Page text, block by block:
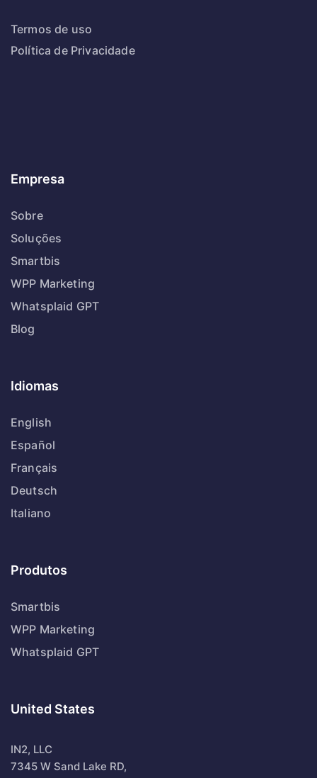
Termos de uso
Política de Privacidade
Empresa
Sobre
Soluções
Smartbis
WPP Marketing
Whatsplaid GPT
Blog
Idiomas
English
Español
Français
Deutsch
Italiano
Produtos
Smartbis
WPP Marketing
Whatsplaid GPT
United States
IN2, LLC
7345 W Sand Lake RD,